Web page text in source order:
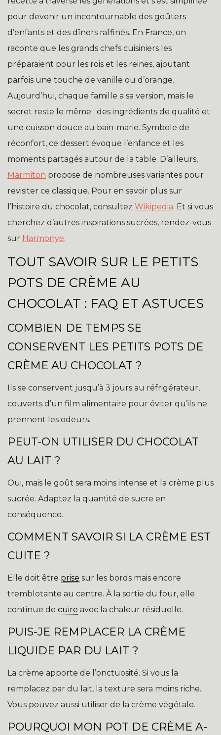
pour devenir un incontournable des goûters
d’enfants et des dîners raffinés. En France, on
raconte que les grands chefs cuisiniers les
préparaient pour les rois et les reines, ajoutant
parfois une touche de vanille ou d’orange.
Aujourd’hui, chaque famille a sa version, mais le
secret reste le même : des ingrédients de qualité et
une cuisson douce au bain-marie. Symbole de
réconfort, ce dessert évoque l’enfance et les
moments partagés autour de la table. D’ailleurs,
Marmiton propose de nombreuses variantes pour
revisiter ce classique. Pour en savoir plus sur
l’histoire du chocolat, consultez Wikipedia. Et si vous
cherchez d’autres inspirations sucrées, rendez-vous
sur Harmonye.
TOUT SAVOIR SUR LE PETITS
POTS DE CRÈME AU
CHOCOLAT : FAQ ET ASTUCES
COMBIEN DE TEMPS SE
CONSERVENT LES PETITS POTS DE
CRÈME AU CHOCOLAT ?
Ils se conservent jusqu’à 3 jours au réfrigérateur,
couverts d’un film alimentaire pour éviter qu’ils ne
prennent les odeurs.
PEUT-ON UTILISER DU CHOCOLAT
AU LAIT ?
Oui, mais le goût sera moins intense et la crème plus
sucrée. Adaptez la quantité de sucre en
conséquence.
COMMENT SAVOIR SI LA CRÈME EST
CUITE ?
Elle doit être prise sur les bords mais encore
tremblotante au centre. À la sortie du four, elle
continue de cuire avec la chaleur résiduelle.
PUIS-JE REMPLACER LA CRÈME
LIQUIDE PAR DU LAIT ?
La crème apporte de l’onctuosité. Si vous la
remplacez par du lait, la texture sera moins riche.
Vous pouvez aussi utiliser de la crème végétale.
POURQUOI MON POT DE CRÈME A-